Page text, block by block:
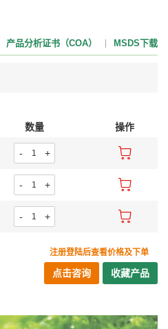
产品分析证书（COA） MSDS下载
数量 操作
- +
- +
- +
注册登陆后查看价格及下单
点击咨询 收藏产品